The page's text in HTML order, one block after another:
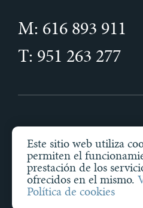
M: 616 893 911
T: 951 263 277
derechos
Política de cookies—
Desarrollado por
Este sitio web utiliza
permiten el
prestación de los
ofrecidos en el mismo.
Política de cookies